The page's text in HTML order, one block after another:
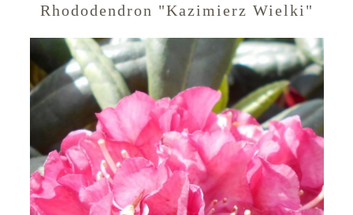
Rhododendron "Kazimierz Wielki"